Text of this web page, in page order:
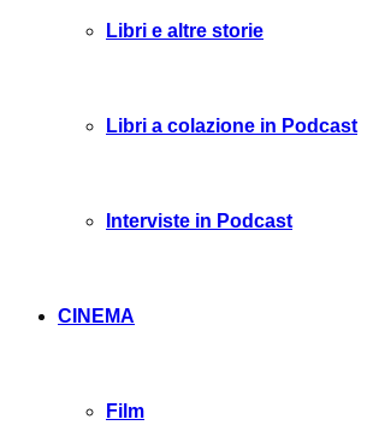
Libri e altre storie
Libri a colazione in Podcast
Interviste in Podcast
CINEMA
Film